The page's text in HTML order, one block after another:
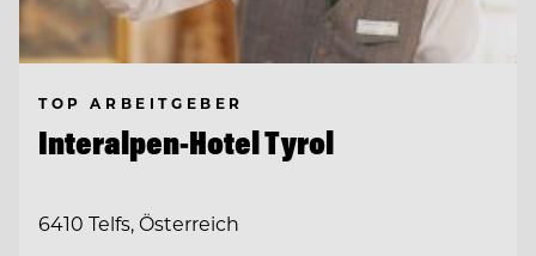
TOP ARBEITGEBER
Interalpen-Hotel Tyrol
6410 Telfs, Österreich